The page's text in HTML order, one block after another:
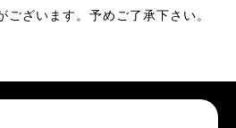
ざいます。予めご了承下さい。